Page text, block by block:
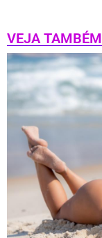
VEJA TAMBÉM